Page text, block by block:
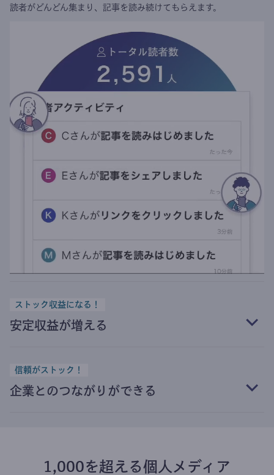
読者がどんどん集まり、記事を読み続けてもらえます。
ストック収益になる！
安定収益が増える
信頼がストック！
企業とのつながりができる
1,000を超える個人メディア